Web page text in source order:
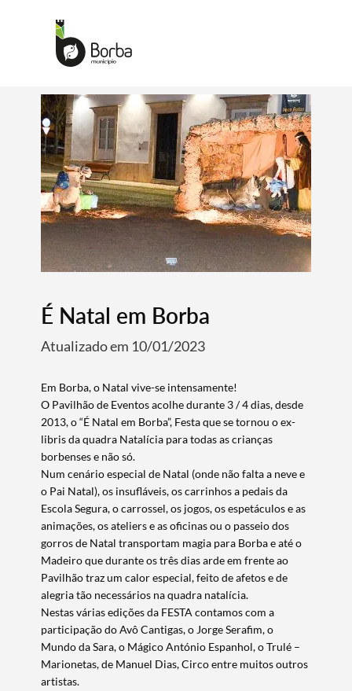
É Natal em Borba
Atualizado em 10/01/2023
Em Borba, o Natal vive-se intensamente!
O Pavilhão de Eventos acolhe durante 3 / 4 dias, desde
2013, o “É Natal em Borba”, Festa que se tornou o ex-
libris da quadra Natalícia para todas as crianças
borbenses e não só.
Num cenário especial de Natal (onde não falta a neve e
o Pai Natal), os insufláveis, os carrinhos a pedais da
Escola Segura, o carrossel, os jogos, os espetáculos e as
animações, os ateliers e as oficinas ou o passeio dos
gorros de Natal transportam magia para Borba e até o
Madeiro que durante os três dias arde em frente ao
Pavilhão traz um calor especial, feito de afetos e de
alegria tão necessários na quadra natalícia.
Nestas várias edições da FESTA contamos com a
participação do Avô Cantigas, o Jorge Serafim, o
Mundo da Sara, o Mágico António Espanhol, o Trulé –
Marionetas, de Manuel Dias, Circo entre muitos outros
artistas.